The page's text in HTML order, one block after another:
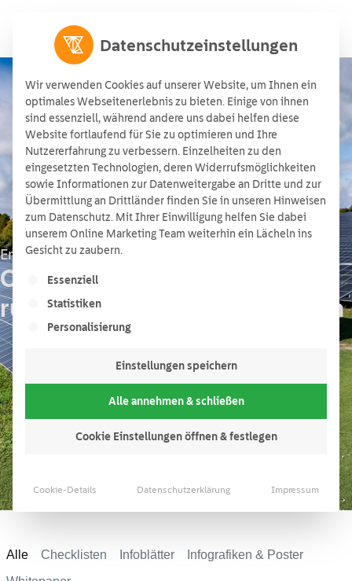
Erneuerbare Energien: PDFs & Downloads
Checklisten und Whitepaper
rund um erneuerbare Energien
Checklisten Infoblätter
Infografiken & Poster
Alle
Datenschutzeinstellungen
Wir verwenden Cookies auf unserer Website, um Ihnen ein
optimales Webseitenerlebnis zu bieten. Einige von ihnen
sind essenziell, während andere uns dabei helfen diese
Website fortlaufend für Sie zu optimieren und Ihre
Nutzererfahrung zu verbessern. Einzelheiten zu den
eingesetzten Technologien, deren Widerrufsmöglichkeiten
sowie Informationen zur Datenweitergabe an Dritte und zur
Übermittlung an Drittländer finden Sie in unseren Hinweisen
zum Datenschutz. Mit Ihrer Einwilligung helfen Sie dabei
unserem Online Marketing Team weiterhin ein Lächeln ins
Gesicht zu zaubern.
Es folgt eine Liste der Service-Gruppen, für die
Essenziell
Statistiken
Personalisierung
Einstellungen speichern
Alle annehmen & schließen
Cookie Einstellungen öffnen & festlegen
Cookie-Details Datenschutzerklärung Impressum